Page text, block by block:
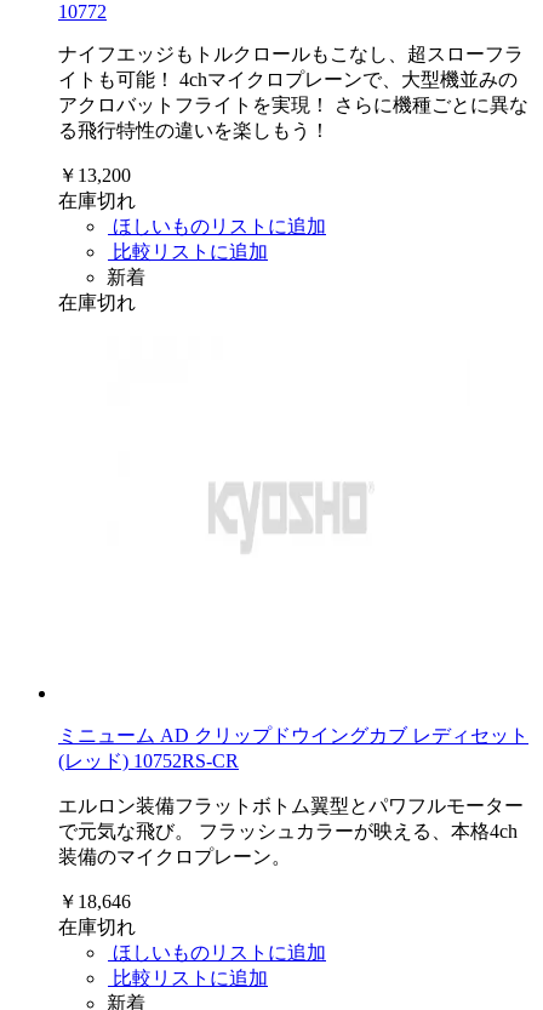
10772
ナイフエッジもトルクロールもこなし、超スローフラ
イトも可能！ 4chマイクロプレーンで、大型機並みの
アクロバットフライトを実現！ さらに機種ごとに異な
る飛行特性の違いを楽しもう！
￥13,200
在庫切れ
ほしいものリストに追加
比較リストに追加
新着
在庫切れ
ミニューム AD クリップドウイングカブ レディセット
(レッド) 10752RS-CR
エルロン装備フラットボトム翼型とパワフルモーター
で元気な飛び。 フラッシュカラーが映える、本格4ch
装備のマイクロプレーン。
￥18,646
在庫切れ
ほしいものリストに追加
比較リストに追加
新着